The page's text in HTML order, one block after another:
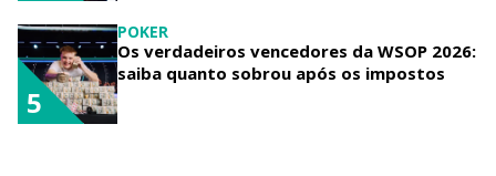
POKER
Os verdadeiros vencedores da WSOP 2026:
saiba quanto sobrou após os impostos
5